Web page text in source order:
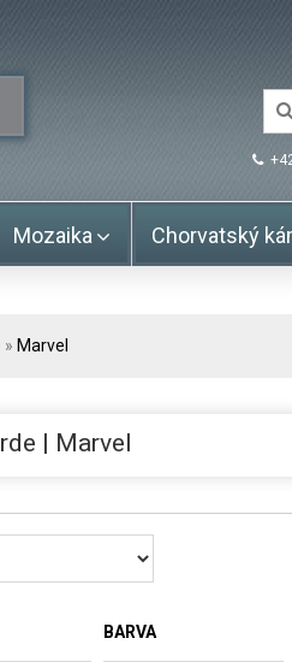
Mozaika Chorvatský
» Marvel
| Marvel
BARVA